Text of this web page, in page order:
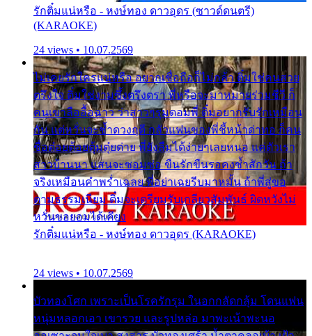
รักติ๋มแน่หรือ - หงษ์ทอง ดาวอุดร (ซาวด์ดนตรี)
(KARAOKE)
24 views • 10.07.2569
ไม่เคยรักใครแน่หรือ อยากเชื่อถือก็ไม่กล้า ติ๋มใช่คนสวย
ตรึงใจ ติ๋มใช่งามซึ้งตรึงตรา พี่หรือจะมาหมายร่วมชีวี ก็
คนเขาลืออื้อฉาว ว่าสาวๆรุมตอมพี่ ติ๋มอยากรับรักเหมือน
กัน แต่หวั่นจะช้ำดวงฤดี กลัวแฟนของพี่ชี้หน้าด่าทอ ก็คน
ชื่อต๋อยต้อยตุ้มตุ๋ยต่าย พี่ยังลืมได้ง่ายๆเลยหนอ แค่ตัวเรา
สาวบ้านนา แสนจะซอมซ่อ ขืนรักขืนรอคงช้ำสักวัน ถ้า
จริงเหมือนคำพร่ำเฉลย พี่อย่าเฉยรีบมาหมั้น ถ้าพี่สู่ขอ
ตามธรรมเนียม ติ๋มจะเตรียมรับเกลียวสัมพันธ์ ผิดหวังไม่
หวั่นขอยอมได้เคียง
รักติ๋มแน่หรือ - หงษ์ทอง ดาวอุดร (KARAOKE)
24 views • 10.07.2569
บัวทองโศก เพราะเป็นโรครักรุม ในอกกลัดกลุ้ม โดนแฟน
หนุ่มหลอกเอา เขารวย และรูปหล่อ มาพะเน้าพะนอ